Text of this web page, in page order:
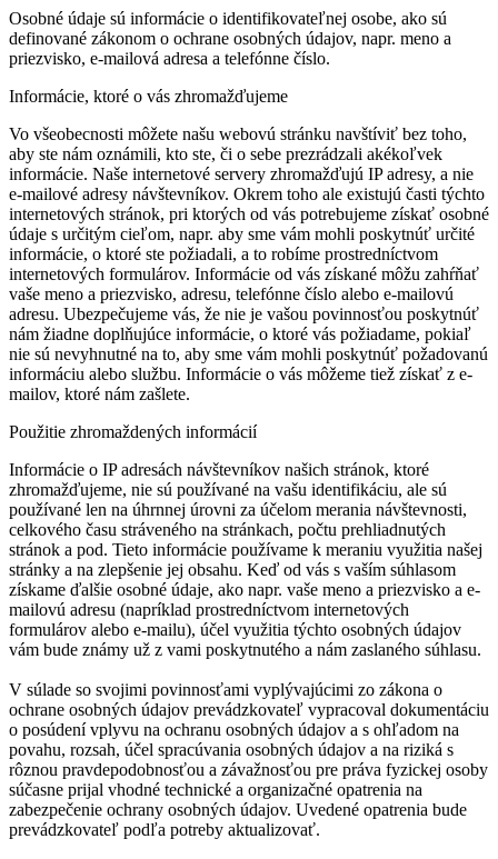
Osobné údaje sú informácie o identifikovateľnej osobe, ako sú
definované zákonom o ochrane osobných údajov, napr. meno a
priezvisko, e-mailová adresa a telefónne číslo. ‍
Informácie, ktoré o vás zhromažďujeme
Vo všeobecnosti môžete našu webovú stránku navštíviť bez toho,
aby ste nám oznámili, kto ste, či o sebe prezrádzali akékoľvek
informácie. Naše internetové servery zhromažďujú IP adresy, a nie
e-mailové adresy návštevníkov. Okrem toho ale existujú časti týchto
internetových stránok, pri ktorých od vás potrebujeme získať osobné
údaje s určitým cieľom, napr. aby sme vám mohli poskytnúť určité
informácie, o ktoré ste požiadali, a to robíme prostredníctvom
internetových formulárov. Informácie od vás získané môžu zahŕňať
vaše meno a priezvisko, adresu, telefónne číslo alebo e-mailovú
adresu. Ubezpečujeme vás, že nie je vašou povinnosťou poskytnúť
nám žiadne doplňujúce informácie, o ktoré vás požiadame, pokiaľ
nie sú nevyhnutné na to, aby sme vám mohli poskytnúť požadovanú
informáciu alebo službu. Informácie o vás môžeme tiež získať z e-
mailov, ktoré nám zašlete.
Použitie zhromaždených informácií
Informácie o IP adresách návštevníkov našich stránok, ktoré
zhromažďujeme, nie sú používané na vašu identifikáciu, ale sú
používané len na úhrnnej úrovni za účelom merania návštevnosti,
celkového času stráveného na stránkach, počtu prehliadnutých
stránok a pod. Tieto informácie používame k meraniu využitia našej
stránky a na zlepšenie jej obsahu. Keď od vás s vaším súhlasom
získame ďalšie osobné údaje, ako napr. vaše meno a priezvisko a e-
mailovú adresu (napríklad prostredníctvom internetových
formulárov alebo e-mailu), účel využitia týchto osobných údajov
vám bude známy už z vami poskytnutého a nám zaslaného súhlasu.
V súlade so svojimi povinnosťami vyplývajúcimi zo zákona o
ochrane osobných údajov prevádzkovateľ vypracoval dokumentáciu
o posúdení vplyvu na ochranu osobných údajov a s ohľadom na
povahu, rozsah, účel spracúvania osobných údajov a na riziká s
rôznou pravdepodobnosťou a závažnosťou pre práva fyzickej osoby
súčasne prijal vhodné technické a organizačné opatrenia na
zabezpečenie ochrany osobných údajov. Uvedené opatrenia bude
prevádzkovateľ podľa potreby aktualizovať.